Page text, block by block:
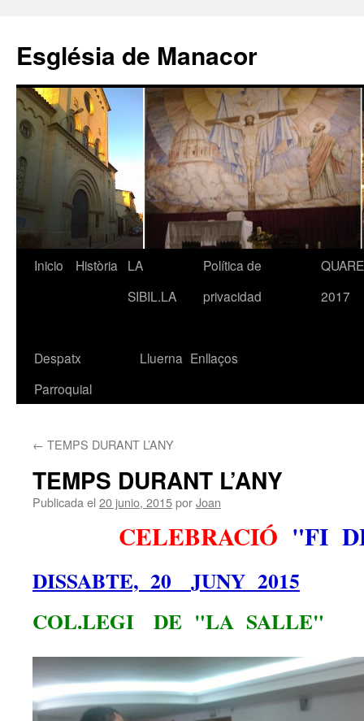
contenido
Església de Manacor
Inicio Història
LA
SIBIL.LA
Política de
privacidad
2017
Despatx
Parroquial
Lluerna Enllaços
← TEMPS DURANT L’ANY
TEMPS DURANT L’ANY
Publicada el 20 junio, 2015porJoan
CELEBRACIÓ "FI
DISSABTE, 20 JUNY 2015
COL.LEGI DE "LA SALLE"